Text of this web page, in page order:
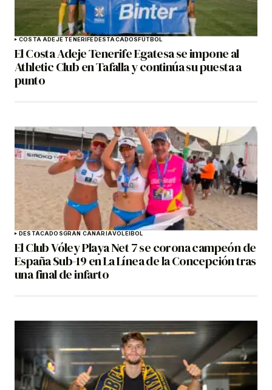
COSTA ADEJE TENERIFEDESTACADOSFÚTBOL
El Costa Adeje Tenerife Egatesa se impone al
Athletic Club en Tafalla y continúa su puesta a
punto
DESTACADOSGRAN CANARIAVOLEIBOL
El Club Vóley Playa Net 7 se corona campeón de
España Sub-19 en La Línea de la Concepción tras
una final de infarto